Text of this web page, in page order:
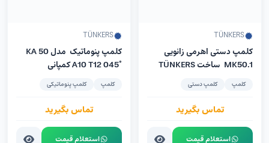
TÜNKERS
کلمپ دستی اهرمی زانویی
MK50.1 ساخت TÜNKERS
کلمپ کلمپ دستی
تماس بگیرید
استعلام قیمت
TÜNKERS
کلمپ پنوماتیک مدل KA 50
A10 T12 045° کمپانی
کلمپ کلمپ پنوماتیکی
تماس بگیرید
استعلام قیمت